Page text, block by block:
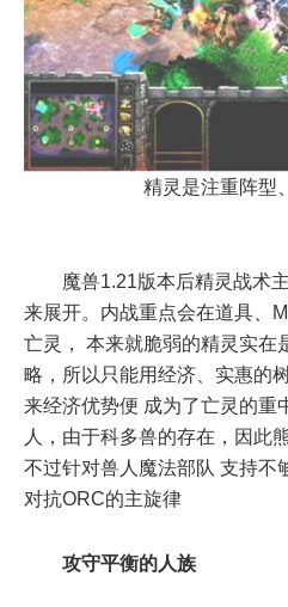
精灵是注重阵型
魔兽1.21版本后精灵战术主
来展开。内战重点会在道具、
亡灵， 本来就脆弱的精灵实在
略，所以只能用经济、实惠的
来经济优势便 成为了亡灵的重
人，由于科多兽的存在，因此
不过针对兽人魔法部队 支持不
对抗ORC的主旋律
攻守平衡的人族